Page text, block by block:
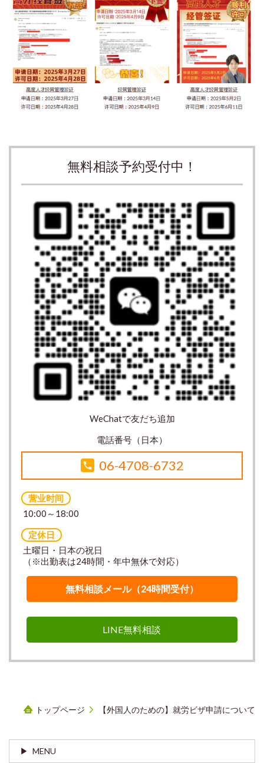
無料相談予約受付中！
WeChatで友だち追加
電話番号（日本）
06-4708-6732
营业时间
10:00～18:00
定休日
土曜日・日本の祝日
（※出勤表は24時間・年中無休で対応）
無料相談メール（24時間受付）
LINE無料相談
トップページ 【外国人のための】就労ビザ申請について
MENU